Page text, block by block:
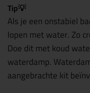
Tip💡
Als je een onstabiel
lopen met water. Zo
Doe dit met koud
waterdamp.
aangebrachte kit